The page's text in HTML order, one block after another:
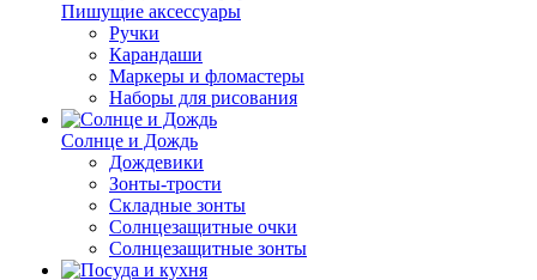
Пишущие аксессуары
Ручки
Карандаши
Маркеры и фломастеры
Наборы для рисования
Солнце и Дождь
Дождевики
Зонты-трости
Складные зонты
Солнцезащитные очки
Солнцезащитные зонты